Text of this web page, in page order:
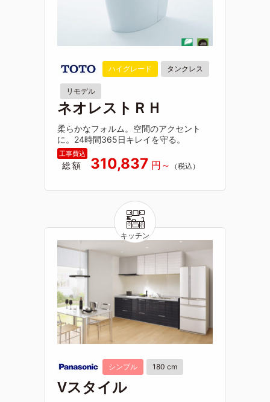
ハイグレード タンクレス
リモデル
ネオレストＲＨ
柔らかなフォルム。空間のアクセント
に。24時間365日キレイを守る。
総額 310,837
シンプル 180 cm
Vスタイル